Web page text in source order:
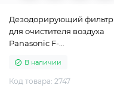
Дезодорирующий фильтр
для очистителя воздуха
Panasonic F-
В наличии
Код товара: 2747